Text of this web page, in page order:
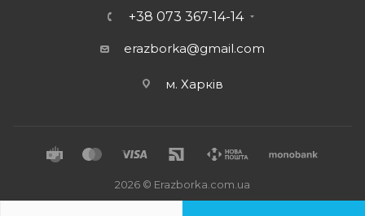
+38 073 367-14-14
erazborka@gmail.com
м. Харків
2026 © Erazborka.com.ua